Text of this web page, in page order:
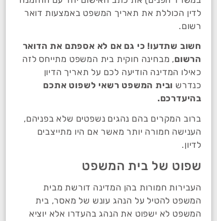
לדין הכוללת את תאריך המשפט באמצעות דואר
רשום.
חשוב שתדעו! כי גם אם לא אספתם את הדואר
הרשום, מבחינה חוקית בית המשפט מתייחס לזה
כאילו המדינה הודיעה לכם על תאריך הדיון
כנדרש ובית המשפט רשאי לשפוט אתכם
בהיעדרכם.
ברוב המקרים בהם נהגים נשפטים שלא בפניהם,
הענישה חמורה יותר מאשר אם היו מתייצבים
לדיון.
שפוט של בית המשפט
העבירות חמורות בהן המדינה דורשת מבית
המשפט להטיל על הנהג עונש של מאסר, בית
המשפט לא ישפוט את הנהג בהעדרו אלא יוציא